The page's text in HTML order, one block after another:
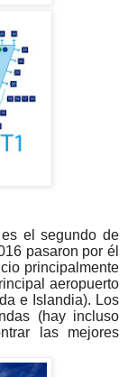
el segundo de
pasaron por él
principalmente
aeropuerto
e Islandia). Los
(hay incluso
las mejores